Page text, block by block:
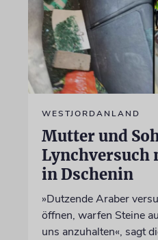
WESTJORDANLAND
Mutter und
in Dschenin
»Dutzende Araber
öffnen, warfen Steine
uns anzuhalten«, sagt